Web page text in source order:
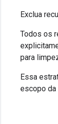
Exclua
Todos os
para
Essa
escopo da